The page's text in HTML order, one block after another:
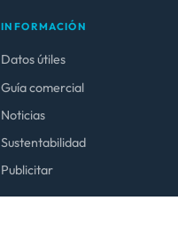
INFORMACIÓN
Datos útiles
Guía comercial
Noticias
Sustentabilidad
Publicitar